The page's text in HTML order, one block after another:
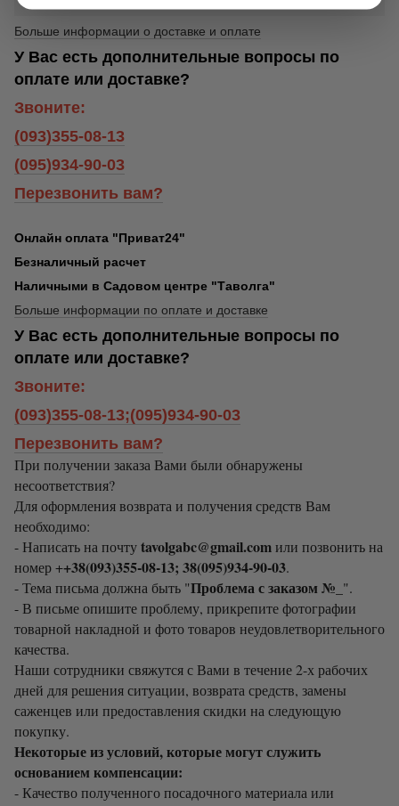
Больше информации о доставке и оплате
У Вас есть дополнительные вопросы по
оплате или доставке?
Звоните:
(093)355-08-13
(095)934-90-03
Перезвонить вам?
Онлайн оплата "Приват24"
Безналичный расчет
Наличными в Садовом центре "Таволга"
Больше информации по оплате и доставке
У Вас есть дополнительные вопросы по
оплате или доставке?
Звоните:
(093)355-08-13;(095)934-90-03
Перезвонить вам?
При получении заказа Вами были обнаружены
несоответствия?
Для оформления возврата и получения средств Вам
необходимо:
- Написать на почтуtavolgabc@gmail.comили позвонить на
номер ++38(093)355-08-13; 38(095)934-90-03.
- Тема письма должна быть "Проблема с заказом №_ ".
- В письме опишите проблему, прикрепите фотографии
товарной накладной и фото товаров неудовлетворительного
качества.
Наши сотрудники свяжутся с Вами в течение 2-х рабочих
дней для решения ситуации, возврата средств, замены
саженцев или предоставления скидки на следующую
покупку.
Некоторые из условий, которые могут служить
основанием компенсации:
- Качество полученного посадочного материала или